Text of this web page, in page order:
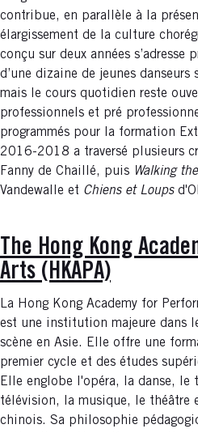
contribue, en parallèle à la
élargissement de la culture
conçu sur deux années
d’une dizaine de jeunes
mais le cours quotidien reste
professionnels et pré
programmés pour la formation
2016-2018 a traversé plusieurs
Fanny de Chaillé, puis Walking
Vandewalle et Chiens et Loups
The Hong Kong
Arts (HKAPA)
La Hong Kong Academy for
est une institution majeure dans
scène en Asie. Elle offre une
premier cycle et des études
Elle englobe l'opéra, la danse, le
télévision, la musique, le théâtre
chinois. Sa philosophie